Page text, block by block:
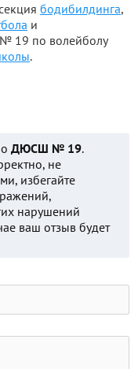
бодибилдинга,
и
19 по волейболу
.
ДЮСШ № 19.
не
избегайте
нарушений
ваш отзыв будет